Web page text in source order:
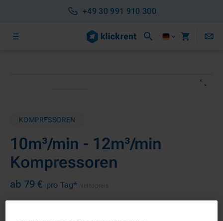
+49 30 991 910 300
KOMPRESSOREN
10m³/min - 12m³/min
Kompressoren
ab 79 € pro Tag*